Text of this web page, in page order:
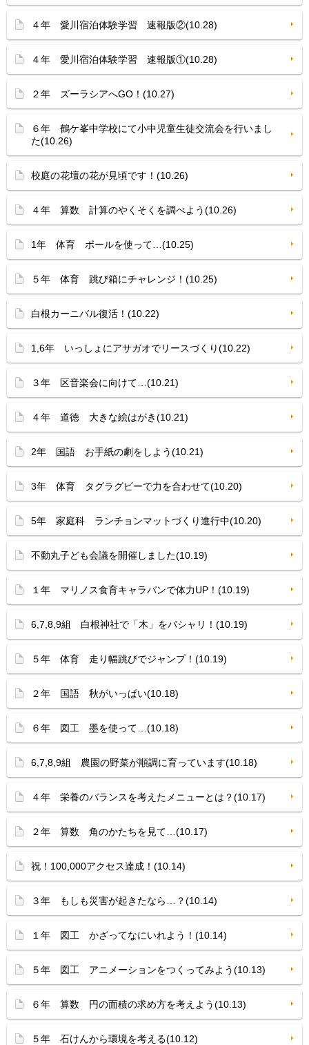
４年 愛川宿泊体験学習 速報版②(10.28)
４年 愛川宿泊体験学習 速報版①(10.28)
２年 ズーラシアへGO！(10.27)
６年 鶴ケ峯中学校にて小中児童生徒交流会を行いまし
た(10.26)
校庭の花壇の花が見頃です！(10.26)
４年 算数 計算のやくそくを調べよう(10.26)
1年 体育 ボールを使って…(10.25)
５年 体育 跳び箱にチャレンジ！(10.25)
白根カーニバル復活！(10.22)
1,6年 いっしょにアサガオでリースづくり(10.22)
３年 区音楽会に向けて…(10.21)
４年 道徳 大きな絵はがき(10.21)
2年 国語 お手紙の劇をしよう(10.21)
3年 体育 タグラグビーで力を合わせて(10.20)
5年 家庭科 ランチョンマットづくり進行中(10.20)
不動丸子ども会議を開催しました(10.19)
１年 マリノス食育キャラバンで体力UP！(10.19)
6,7,8,9組 白根神社で「木」をパシャリ！(10.19)
５年 体育 走り幅跳びでジャンプ！(10.19)
２年 国語 秋がいっぱい(10.18)
６年 図工 墨を使って…(10.18)
6,7,8,9組 農園の野菜が順調に育っています(10.18)
４年 栄養のバランスを考えたメニューとは？(10.17)
２年 算数 角のかたちを見て…(10.17)
祝！100,000アクセス達成！(10.14)
３年 もしも災害が起きたなら…？(10.14)
１年 図工 かざってなにいれよう！(10.14)
５年 図工 アニメーションをつくってみよう(10.13)
６年 算数 円の面積の求め方を考えよう(10.13)
５年 石けんから環境を考える(10.12)